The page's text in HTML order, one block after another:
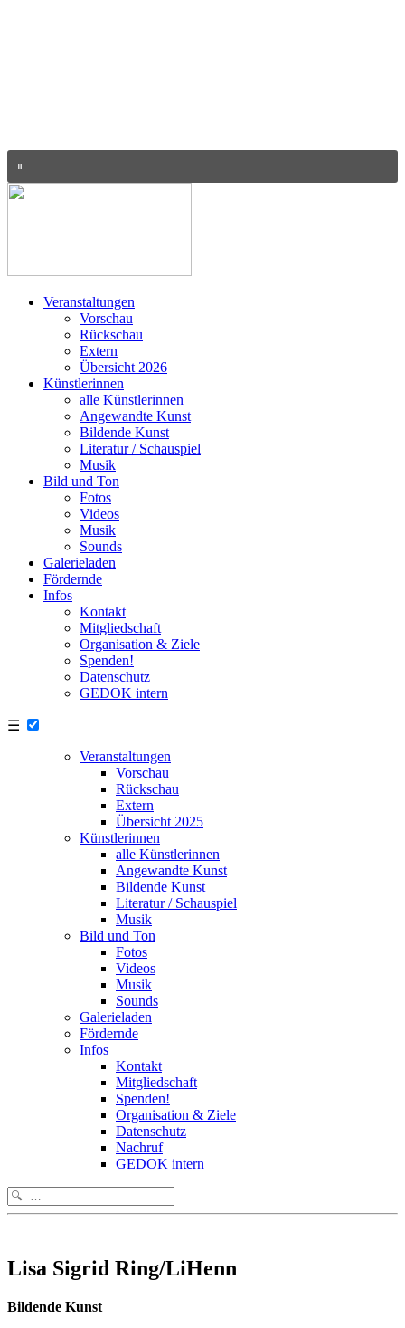
Veranstaltungen
Vorschau
Rückschau
Extern
Übersicht 2026
Künstlerinnen
alle Künstlerinnen
Angewandte Kunst
Bildende Kunst
Literatur / Schauspiel
Musik
Bild und Ton
Fotos
Videos
Musik
Sounds
Galerieladen
Fördernde
Infos
Kontakt
Mitgliedschaft
Organisation & Ziele
Spenden!
Datenschutz
GEDOK intern
☰
Veranstaltungen
Vorschau
Rückschau
Extern
Übersicht 2025
Künstlerinnen
alle Künstlerinnen
Angewandte Kunst
Bildende Kunst
Literatur / Schauspiel
Musik
Bild und Ton
Fotos
Videos
Musik
Sounds
Galerieladen
Fördernde
Infos
Kontakt
Mitgliedschaft
Spenden!
Organisation & Ziele
Datenschutz
Nachruf
GEDOK intern
Search
for:
Lisa Sigrid Ring/LiHenn
Bildende Kunst